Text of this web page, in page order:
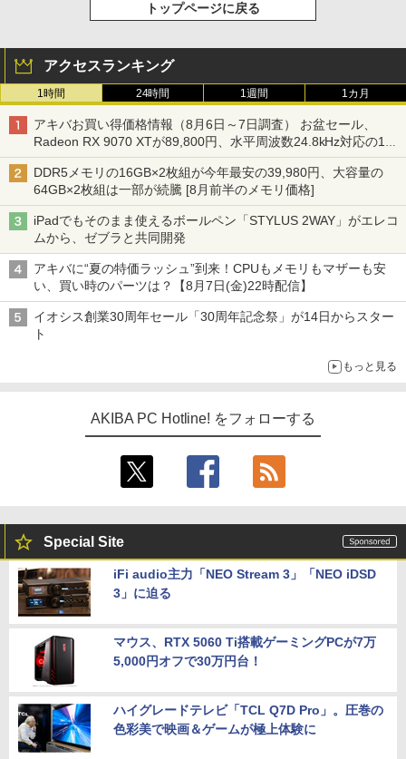
トップページに戻る
アクセスランキング
1時間 24時間 1週間 1カ月
アキバお買い得価格情報（8月6日～7日調査） お盆セール、
Radeon RX 9070 XTが89,800円、水平周波数24.8kHz対応の17
型モニターが9,801円、暑さ指数連動セール ほか
DDR5メモリの16GB×2枚組が今年最安の39,980円、大容量の
64GB×2枚組は一部が続騰 [8月前半のメモリ価格]
iPadでもそのまま使えるボールペン「STYLUS 2WAY」がエレコ
ムから、ゼブラと共同開発
アキバに“夏の特価ラッシュ”到来！CPUもメモリもマザーも安
い、買い時のパーツは？【8月7日(金)22時配信】
イオシス創業30周年セール「30周年記念祭」が14日からスター
ト
もっと見る
AKIBA PC Hotline! をフォローする
Special Site
iFi audio主力「NEO Stream 3」「NEO iDSD
3」に迫る
マウス、RTX 5060 Ti搭載ゲーミングPCが7万
5,000円オフで30万円台！
ハイグレードテレビ「TCL Q7D Pro」。圧巻の
色彩美で映画＆ゲームが極上体験に